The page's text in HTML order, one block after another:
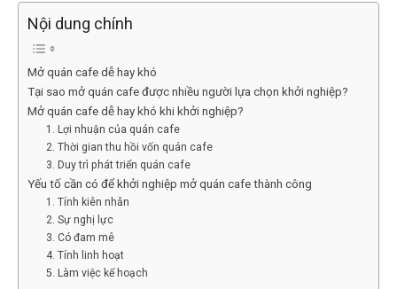
Nội dung chính
Mở quán cafe dễ hay khó
Tại sao mở quán cafe được nhiều người lựa chọn khởi nghiệp?
Mở quán cafe dễ hay khó khi khởi nghiệp?
1. Lợi nhuận của quán cafe
2. Thời gian thu hồi vốn quán cafe
3. Duy trì phát triển quán cafe
Yếu tố cần có để khởi nghiệp mở quán cafe thành công
1. Tính kiên nhẫn
2. Sự nghị lực
3. Có đam mê
4. Tính linh hoạt
5. Làm việc kế hoạch